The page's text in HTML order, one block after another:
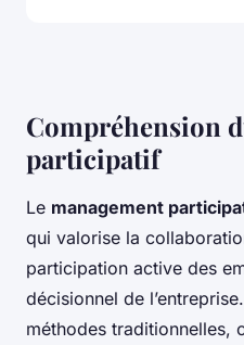
Compréhension
participatif
Le management
qui valorise la
participation active des
décisionnel de
méthodes traditionnelles,